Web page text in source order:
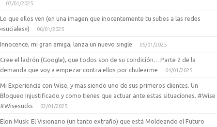
07/01/2025
Lo que ellos ven (en una imagen que inocentemente tu subes a las redes
«suciales»)
06/01/2025
Innocence, mi gran amiga, lanza un nuevo single 05/01/2025
Cree el ladrón (Google), que todos son de su condición… Parte 2 de la
demanda que voy a empezar contra ellos por chulearme
04/01/2025
Mi Experiencia con Wise, y mas siendo uno de sus primeros clientes. Un
Bloqueo Injustificado y como tienes que actuar ante estas situaciones. #Wise
#Wisesucks
02/01/2025
Elon Musk: El Visionario (un tanto extraño) que está Moldeando el Futuro